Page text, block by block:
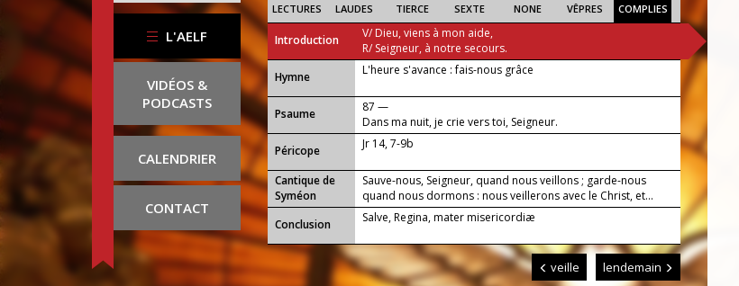
L'AELF
VIDÉOS &
PODCASTS
CALENDRIER
CONTACT
LECTURES LAUDES TIERCE SEXTE NONE VÊPRES COMPLIES
Introduction
V/ Dieu, viens à mon aide,
R/ Seigneur, à notre secours.
...
Hymne L'heure s'avance : fais-nous grâce
Psaume
87 —
Dans ma nuit, je crie vers toi, Seigneur.
Péricope
Jr 14, 7-9b
Cantique de
Syméon
Sauve-nous, Seigneur, quand nous veillons ; garde-nous
quand nous dormons : nous veillerons avec le Christ, et...
Conclusion
Salve, Regina, mater misericordiæ
veille lendemain